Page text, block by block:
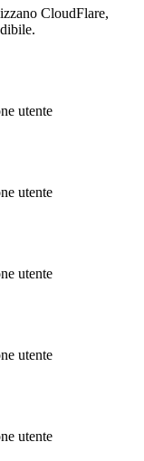
CloudFlare,
utente
utente
utente
utente
utente